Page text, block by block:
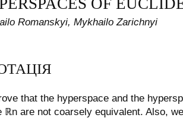
OF
Romanskyi, Mykhailo Zarichnyi
that the hyperspace and the
ℝn are not coarsely equivalent. Also,